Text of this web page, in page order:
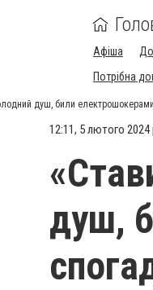
Афіша
Потрібна
душ, били
12:11, 5 лютого 2024
душ,